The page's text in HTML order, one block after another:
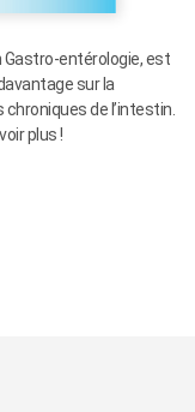
Gastro-entérologie, est
sur la
de l’intestin.
plus !